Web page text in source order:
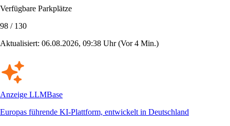
Verfügbare Parkplätze
98 / 130
Aktualisiert: 06.08.2026, 09:38 Uhr(Vor 4 Min.)
Anzeige LLMBase
Europas führende KI-Plattform, entwickelt in Deutschland